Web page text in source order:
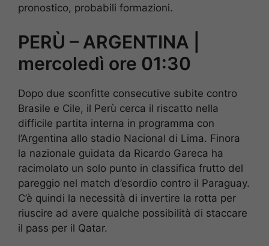
pronostico, probabili formazioni.
PERÙ – ARGENTINA |
mercoledì ore 01:30
Dopo due sconfitte consecutive subite contro
Brasile e Cile, il Perù cerca il riscatto nella
difficile partita interna in programma con
l’Argentina allo stadio Nacional di Lima. Finora
la nazionale guidata da Ricardo Gareca ha
racimolato un solo punto in classifica frutto del
pareggio nel match d’esordio contro il Paraguay.
C’è quindi la necessità di invertire la rotta per
riuscire ad avere qualche possibilità di staccare
il pass per il Qatar.